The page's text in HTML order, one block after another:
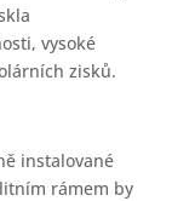
vysoké
zisků.
instalované
rámem by